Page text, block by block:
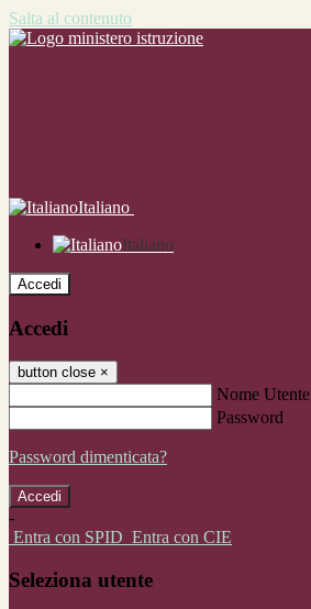
Salta al contenuto
Italiano
Italiano
Accedi
Accedi
button close ×
Nome Utente
Password
Password dimenticata?
-
Entra con SPID Entra con CIE
Seleziona utente